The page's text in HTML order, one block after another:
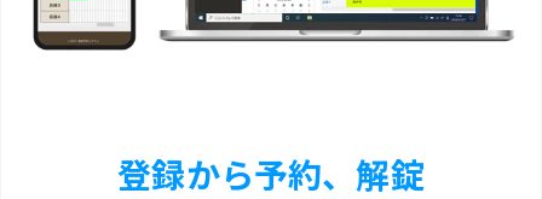
登録から予約、解錠